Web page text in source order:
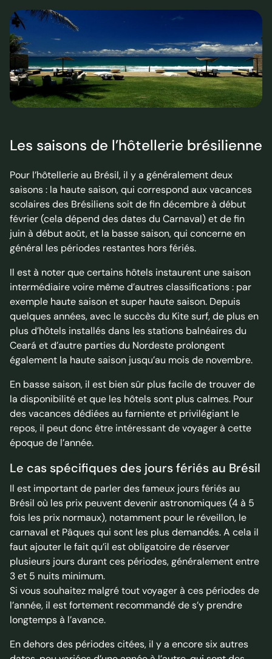
Les saisons de l’hôtellerie brésilienne
Pour l’hôtellerie au Brésil, il y a généralement deux
saisons : la haute saison, qui correspond aux vacances
scolaires des Brésiliens soit de fin décembre à début
février (cela dépend des dates du Carnaval) et de fin
juin à début août, et la basse saison, qui concerne en
général les périodes restantes hors fériés.
Il est à noter que certains hôtels instaurent une saison
intermédiaire voire même d’autres classifications : par
exemple haute saison et super haute saison. Depuis
quelques années, avec le succès du Kite surf, de plus en
plus d’hôtels installés dans les stations balnéaires du
Ceará et d’autre parties du Nordeste prolongent
également la haute saison jusqu’au mois de novembre.
En basse saison, il est bien sûr plus facile de trouver de
la disponibilité et que les hôtels sont plus calmes. Pour
des vacances dédiées au farniente et privilégiant le
repos, il peut donc être intéressant de voyager à cette
époque de l’année.
Le cas spécifiques des jours fériés au Brésil
Il est important de parler des fameux jours fériés au
Brésil où les prix peuvent devenir astronomiques (4 à 5
fois les prix normaux), notamment pour le réveillon, le
carnaval et Pâques qui sont les plus demandés. A cela il
faut ajouter le fait qu’il est obligatoire de réserver
plusieurs jours durant ces périodes, généralement entre
3 et 5 nuits minimum.
Si vous souhaitez malgré tout voyager à ces périodes de
l’année, il est fortement recommandé de s’y prendre
longtemps à l’avance.
En dehors des périodes citées, il y a encore six autres